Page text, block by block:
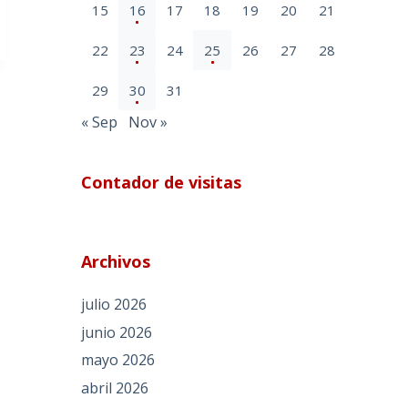
15 16 17 18 19 20 21
22 23 24 25 26 27 28
29 30 31
« Sep Nov »
Contador de visitas
Archivos
julio 2026
junio 2026
mayo 2026
abril 2026